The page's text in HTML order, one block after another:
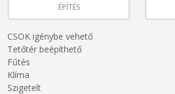
ÉPÍTÉS
CSOK igénybe vehető
Tetőtér beépíthető
Fűtés
Klíma
Szigetelt